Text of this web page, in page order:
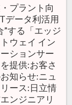
プラント向
データ利活用
”する「エッジ
ウェイ イン
ションサー
提供:お客さ
知らせ:ニュ
ース:日立情
ンジニアリ